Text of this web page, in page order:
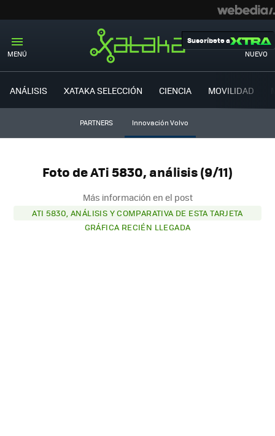
MENÚ NUEVO
Suscríbete a
ANÁLISIS XATAKA SELECCIÓN CIENCIA MOVILIDAD
PARTNERS Innovación Volvo
Foto de ATi 5830, análisis (9/11)
Más información en el post
ATI 5830, ANÁLISIS Y COMPARATIVA DE ESTA TARJETA
GRÁFICA RECIÉN LLEGADA